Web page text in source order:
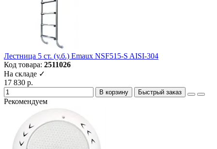
Лестница 5 ст. (у.б.) Emaux NSF515-S AISI-304
Код товара: 2511026
На складе ✓
17 830 р.
В корзину Быстрый заказ
Рекомендуем